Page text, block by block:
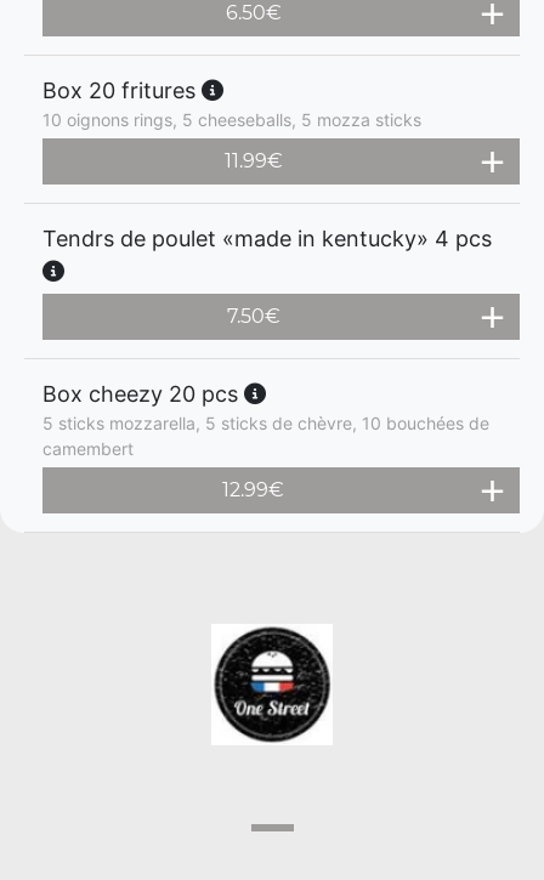
6.50€
Box 20 fritures
10 oignons rings, 5 cheeseballs, 5 mozza sticks
11.99€
Tendrs de poulet «made in kentucky» 4 pcs
7.50€
Box cheezy 20 pcs
5 sticks mozzarella, 5 sticks de chèvre, 10 bouchées de
camembert
12.99€